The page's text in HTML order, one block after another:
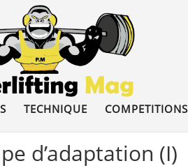
TECHNIQUE COMPETITIONS
d’adaptation (I)